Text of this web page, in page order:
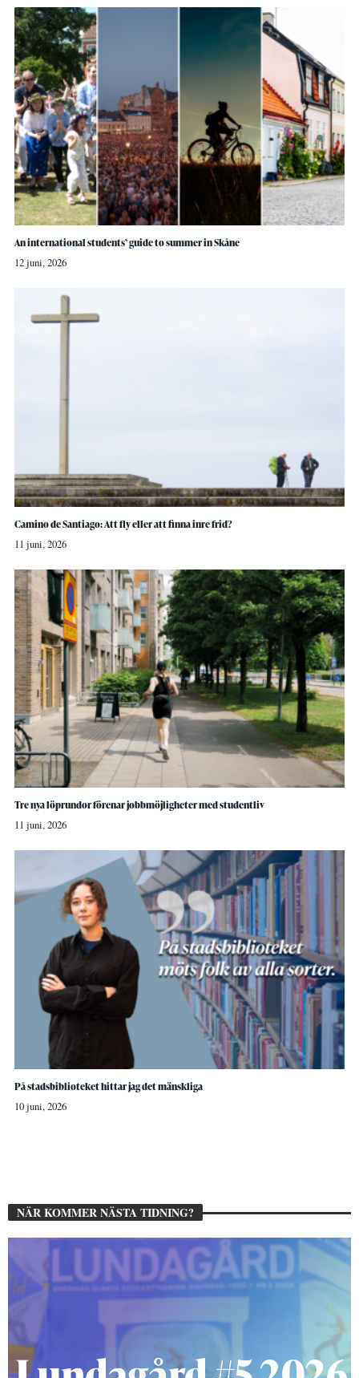
An international students’ guide to summer in Skåne
12 juni, 2026
Camino de Santiago: Att fly eller att finna inre frid?
11 juni, 2026
Tre nya löprundor förenar jobbmöjligheter med studentliv
11 juni, 2026
På stadsbiblioteket hittar jag det mänskliga
10 juni, 2026
NÄR KOMMER NÄSTA TIDNING?